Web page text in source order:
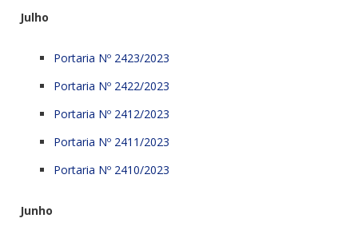
Julho
Portaria Nº 2423/2023
Portaria Nº 2422/2023
Portaria Nº 2412/2023
Portaria Nº 2411/2023
Portaria Nº 2410/2023
Junho